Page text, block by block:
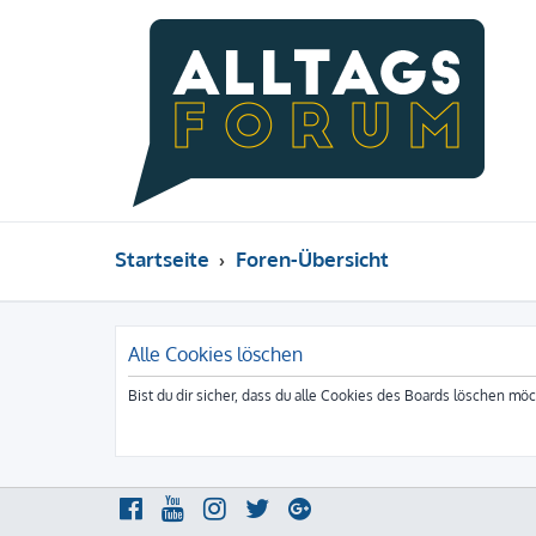
Startseite Foren-Übersicht
Alle Cookies löschen
Bist du dir sicher, dass du alle Cookies des Boards löschen